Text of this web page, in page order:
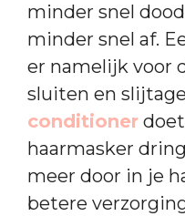
minder snel
minder snel af.
er namelijk voor
sluiten en
conditioner
haarmasker
meer door in je
betere